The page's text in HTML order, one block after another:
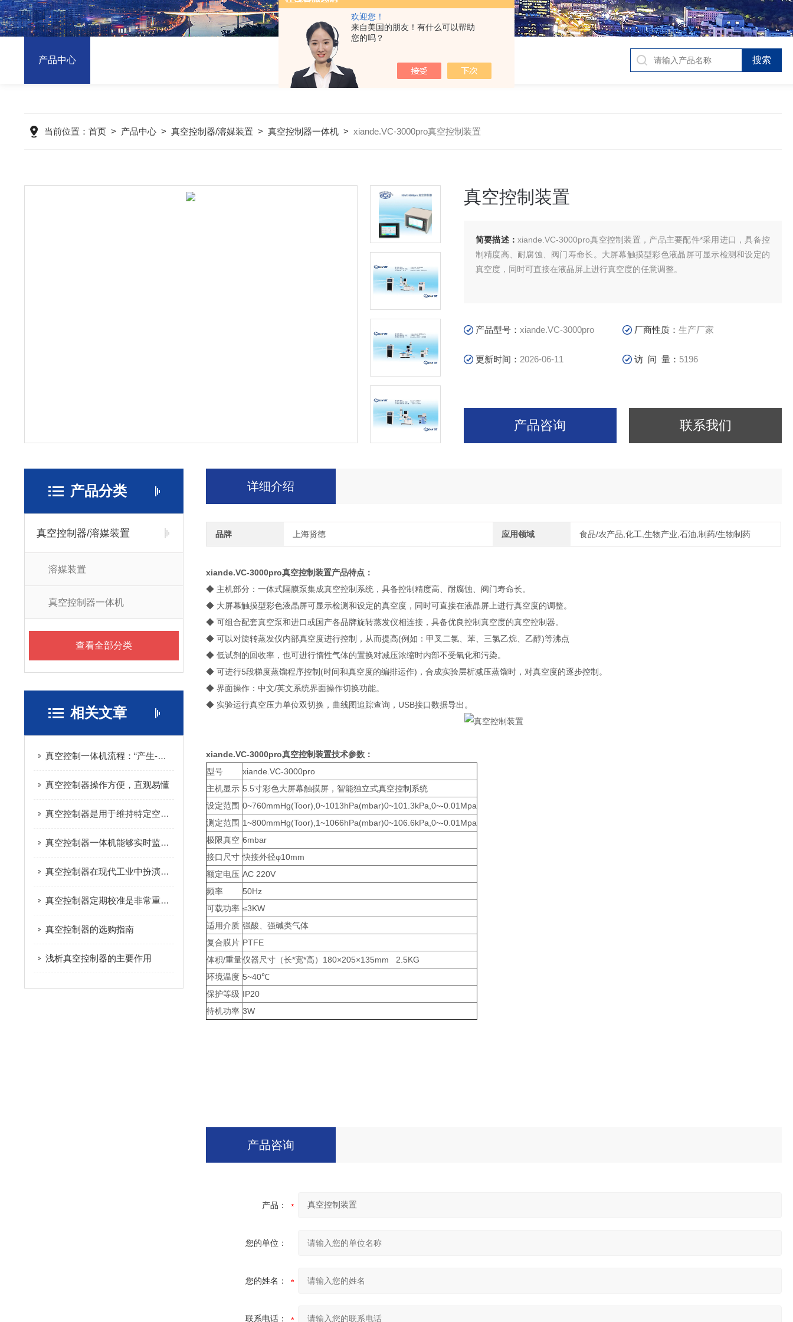
欢迎您！
来自美国的朋友！有什么可以帮助
您的吗？
产品中心
当前位置： 首页> 产品中心> 真空控制器/溶媒装置 > 真空控制器一体机> xiande.VC-3000pro真空控制装置
真空控制装置
简要描述：xiande.VC-3000pro真空控制装置，产品主要配件*采用进口，具备控
制精度高、耐腐蚀、阀门寿命长。大屏幕触摸型彩色液晶屏可显示检测和设定的
真空度，同时可直接在液晶屏上进行真空度的任意调整。
产品型号： xiande.VC-3000pro 厂商性质：生产厂家
更新时间： 2026-06-11 访 问 量： 5196
产品咨询 联系我们
产品分类
真空控制器/溶媒装置
溶媒装置
真空控制器一体机
查看全部分类
相关文章
真空控制一体机流程：“产生-检测-调节-稳定”
真空控制器操作方便，直观易懂
真空控制器是用于维持特定空间内真空度的控制装置
真空控制器一体机能够实时监测真空体系内的压力状态
真空控制器在现代工业中扮演着至关重要的角色
真空控制器定期校准是非常重要的
真空控制器的选购指南
浅析真空控制器的主要作用
详细介绍
品牌 上海贤德 应用领域 食品/农产品,化工,生物产业,石油,制药/生物制药
xiande.VC-3000pro真空控制装置产品特点：
◆ 主机部分：一体式隔膜泵集成真空控制系统，具备控制精度高、耐腐蚀、阀门寿命长。
◆ 大屏幕触摸型彩色液晶屏可显示检测和设定的真空度，同时可直接在液晶屏上进行真空度的调整。
◆ 可组合配套真空泵和进口或国产各品牌旋转蒸发仪相连接，具备优良控制真空度的真空控制器。
◆ 可以对旋转蒸发仪内部真空度进行控制，从而提高(例如：甲叉二氯、苯、三氯乙烷、乙醇)等沸点
◆ 低试剂的回收率，也可进行惰性气体的置换对减压浓缩时内部不受氧化和污染。
◆ 可进行5段梯度蒸馏程序控制(时间和真空度的编排运作)，合成实验层析减压蒸馏时，对真空度的逐步控制。
◆ 界面操作：中文/英文系统界面操作切换功能。
◆ 实验运行真空压力单位双切换，曲线图追踪查询，USB接口数据导出。
xiande.VC-3000pro真空控制装置技术参数：
型号
xiande.VC-3000pro
主机显示 5.5寸彩色大屏幕触摸屏，智能独立式真空控制系统
设定范围 0~760mmHg(Toor),0~1013hPa(mbar)0~101.3kPa,0~-0.01Mpa
测定范围 1~800mmHg(Toor),1~1066hPa(mbar)0~106.6kPa,0~-0.01Mpa
极限真空 6mbar
接口尺寸 快接外径φ10mm
额定电压 AC 220V
频率
50Hz
可载功率 ≤3KW
适用介质 强酸、强碱类气体
复合膜片 PTFE
体积/重量仪器尺寸（长*宽*高）180×205×135mm 2.5KG
环境温度 5~40℃
保护等级 IP20
待机功率 3W
产品咨询
产品：
您的单位：
您的姓名：
联系电话：